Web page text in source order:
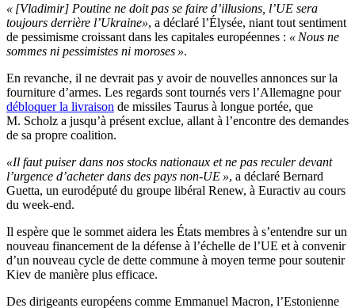
« [Vladimir] Poutine ne doit pas se faire d’illusions, l’UE sera
toujours derrière l’Ukraine», a déclaré l’Élysée, niant tout sentiment
de pessimisme croissant dans les capitales européennes : « Nous ne
sommes ni pessimistes ni moroses ».
En revanche, il ne devrait pas y avoir de nouvelles annonces sur la
fourniture d’armes. Les regards sont tournés vers l’Allemagne pour
débloquer la livraison de missiles Taurus à longue portée, que
M. Scholz a jusqu’à présent exclue, allant à l’encontre des demandes
de sa propre coalition.
«Il faut puiser dans nos stocks nationaux et ne pas reculer devant
l’urgence d’acheter dans des pays non-UE », a déclaré Bernard
Guetta, un eurodéputé du groupe libéral Renew, à Euractiv au cours
du week-end.
Il espère que le sommet aidera les États membres à s’entendre sur un
nouveau financement de la défense à l’échelle de l’UE et à convenir
d’un nouveau cycle de dette commune à moyen terme pour soutenir
Kiev de manière plus efficace.
Des dirigeants européens comme Emmanuel Macron, l’Estonienne